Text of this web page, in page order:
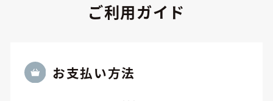
ご利用ガイド
お⽀払い方法